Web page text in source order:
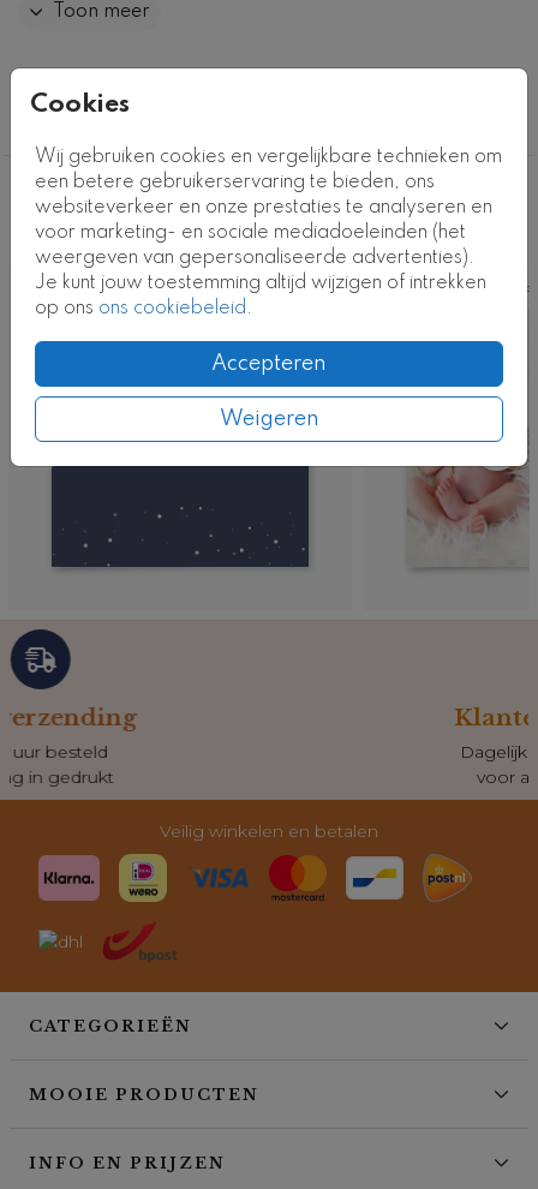
Cookies
Wij gebruiken cookies en vergelijkbare technieken om
een betere gebruikerservaring te bieden, ons
websiteverkeer en onze prestaties te analyseren en
voor marketing- en sociale mediadoeleinden (het
weergeven van gepersonaliseerde advertenties).
Je kunt jouw toestemming altijd wijzigen of intrekken
op ons ons cookiebeleid.
Accepteren
Weigeren
behulp van onze ontwerptool.
Kaartcode: 0628-j2
Toon meer
Collectie
Deze ontwerpen vind je misschien ook
leuk
Kaart
Veilig winkelen en betalen
CATEGORIEËN
MOOIE PRODUCTEN
INFO EN PRIJZEN